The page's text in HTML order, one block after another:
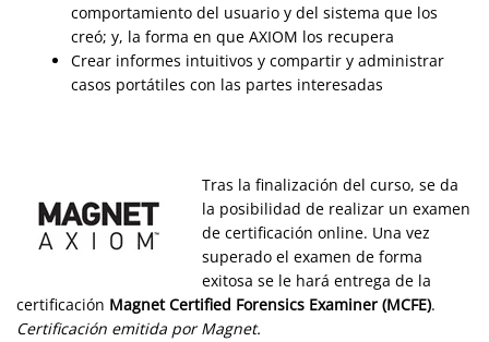
comportamiento del usuario y del sistema que los
creó; y, la forma en que AXIOM los recupera
Crear informes intuitivos y compartir y administrar
casos portátiles con las partes interesadas
Tras la finalización del curso, se da
la posibilidad de realizar un examen
de certificación online. Una vez
superado el examen de forma
exitosa se le hará entrega de la
certificación Magnet Certified Forensics Examiner (MCFE).
Certificación emitida por Magnet.